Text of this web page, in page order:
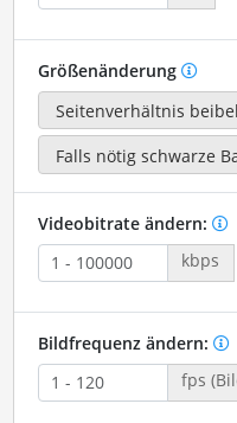
Größenänderung
Videobitrate ändern:
kbps
Bildfrequenz ändern:
fps